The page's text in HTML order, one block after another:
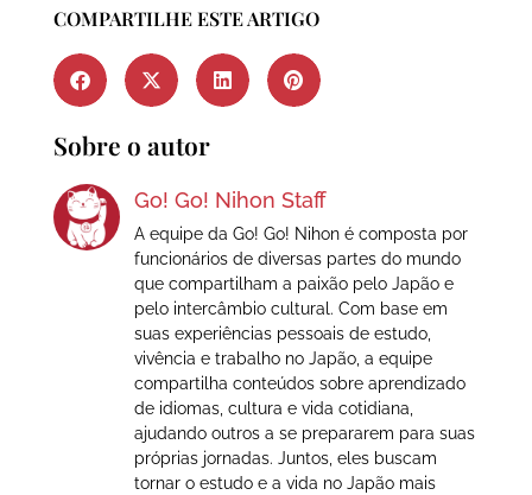
COMPARTILHE ESTE ARTIGO
Sobre o autor
Go! Go! Nihon Staff
A equipe da Go! Go! Nihon é composta por
funcionários de diversas partes do mundo
que compartilham a paixão pelo Japão e
pelo intercâmbio cultural. Com base em
suas experiências pessoais de estudo,
vivência e trabalho no Japão, a equipe
compartilha conteúdos sobre aprendizado
de idiomas, cultura e vida cotidiana,
ajudando outros a se prepararem para suas
próprias jornadas. Juntos, eles buscam
tornar o estudo e a vida no Japão mais